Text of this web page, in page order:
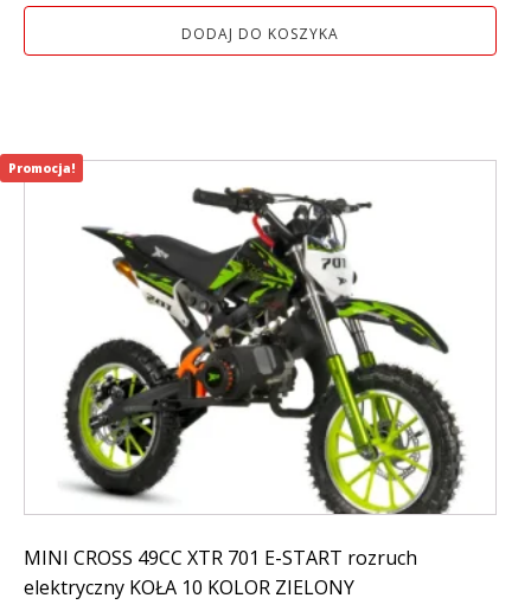
wynosiła:
wynosi:
1
DODAJ DO KOSZYKA
MINI CROSS 49CC XTR 701 E-START rozruch
elektryczny KOŁA 10 KOLOR ZIELONY
Promocja!